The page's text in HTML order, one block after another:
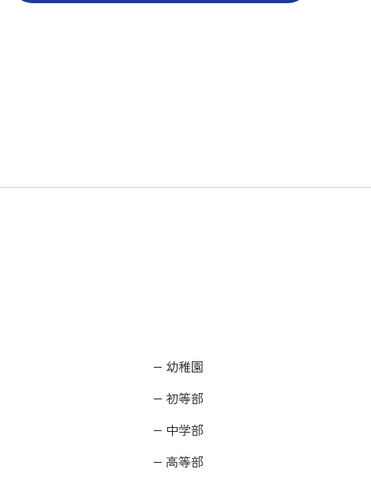
幼稚園
初等部
中学部
高等部